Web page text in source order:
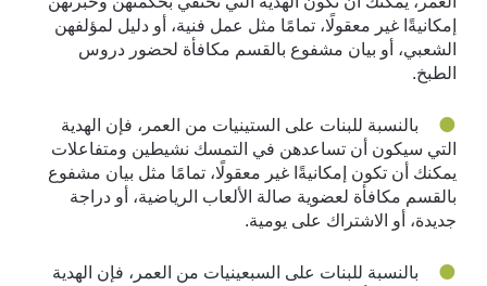
إمكانيةًا غير معقولًا، تمامًا مثل عمل فنية، أو دليل لمؤلفهن
الشعبي، أو بيان مشفوع بالقسم مكافأة لحضور دروس
الطبخ.
بالنسبة للبنات على الستينيات من العمر، فإن الهدية
التي سيكون أن تساعدهن في التمسك نشيطين ومتفاعلات
يمكنك أن تكون إمكانيةًا غير معقولًا، تمامًا مثل بيان مشفوع
بالقسم مكافأة لعضوية صالة الألعاب الرياضية، أو دراجة
جديدة، أو الاشتراك على يومية.
بالنسبة للبنات على السبعينيات من العمر، فإن الهدية